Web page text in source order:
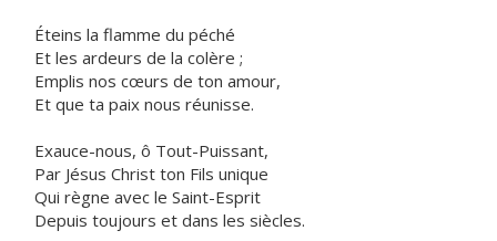
Éteins la flamme du péché
Et les ardeurs de la colère ;
Emplis nos cœurs de ton amour,
Et que ta paix nous réunisse.
Exauce-nous, ô Tout-Puissant,
Par Jésus Christ ton Fils unique
Qui règne avec le Saint-Esprit
Depuis toujours et dans les siècles.